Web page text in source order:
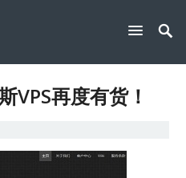
VPS再度有货！